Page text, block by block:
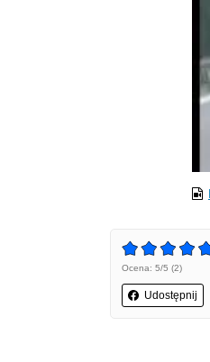
Ocena: 5/5 (2)
Udostępnij